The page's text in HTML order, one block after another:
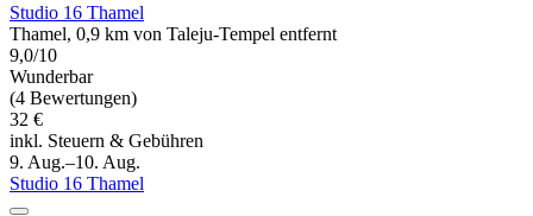
Studio 16 Thamel
Thamel, 0,9 km von Taleju-Tempel entfernt
9,0/10
Wunderbar
(4 Bewertungen)
32 €
inkl. Steuern & Gebühren
9. Aug.–10. Aug.
Studio 16 Thamel